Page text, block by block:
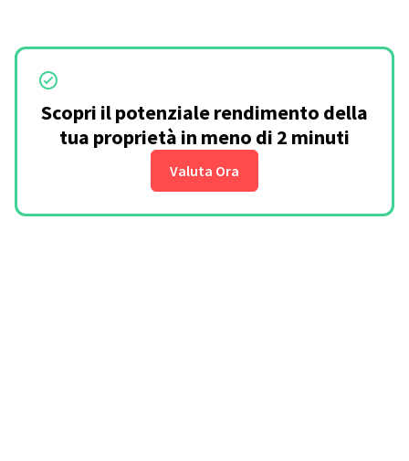
Scopri il potenziale rendimento della
tua proprietà in meno di 2 minuti
Valuta Ora